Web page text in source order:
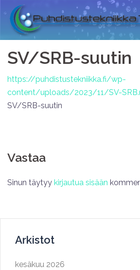
SV/SRB-suutin
https://puhdistustekniikka.fi/wp-
content/uploads/2023/11/SV-
SV/SRB-suutin
Vastaa
Sinun täytyy kirjautua sisään
Arkistot
kesäkuu 2026